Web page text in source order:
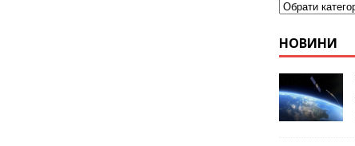
НОВИНИ